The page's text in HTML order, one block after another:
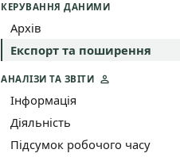
КЕРУВАННЯ ДАНИМИ
Архів
Експорт та поширення
АНАЛІЗИ ТА ЗВІТИ
Інформація
Діяльність
Підсумок робочого часу